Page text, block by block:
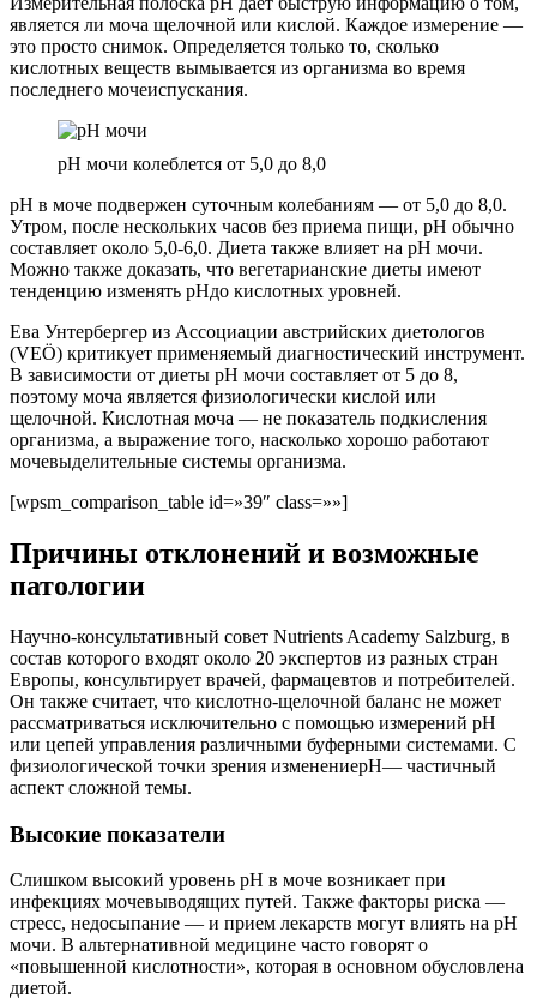
является ли моча щелочной или кислой. Каждое измерение —
это просто снимок. Определяется только то, сколько
кислотных веществ вымывается из организма во время
последнего мочеиспускания.
pH мочи колеблется от 5,0 до 8,0
рН в моче подвержен суточным колебаниям — от 5,0 до 8,0.
Утром, после нескольких часов без приема пищи, pH обычно
составляет около 5,0-6,0. Диета также влияет на рН мочи.
Можно также доказать, что вегетарианские диеты имеют
тенденцию изменять pHдо кислотных уровней.
Ева Унтербергер из Ассоциации австрийских диетологов
(VEÖ) критикует применяемый диагностический инструмент.
В зависимости от диеты рН мочи составляет от 5 до 8,
поэтому моча является физиологически кислой или
щелочной. Кислотная моча — не показатель подкисления
организма, а выражение того, насколько хорошо работают
мочевыделительные системы организма.
[wpsm_comparison_table id=»39″ class=»»]
Причины отклонений и возможные
патологии
Научно-консультативный совет Nutrients Academy Salzburg, в
состав которого входят около 20 экспертов из разных стран
Европы, консультирует врачей, фармацевтов и потребителей.
Он также считает, что кислотно-щелочной баланс не может
рассматриваться исключительно с помощью измерений pH
или цепей управления различными буферными системами. С
физиологической точки зрения изменениеpH— частичный
аспект сложной темы.
Высокие показатели
Слишком высокий уровень pH в моче возникает при
инфекциях мочевыводящих путей. Также факторы риска —
стресс, недосыпание — и прием лекарств могут влиять на рН
мочи. В альтернативной медицине часто говорят о
«повышенной кислотности», которая в основном обусловлена
​​диетой.